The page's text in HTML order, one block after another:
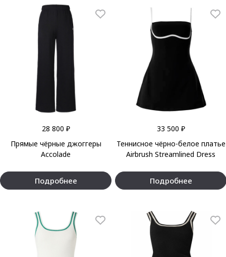
28 800 ₽
Прямые чёрные джоггеры
Accolade
Подробнее
33 500 ₽
Теннисное чёрно-белое платье
Airbrush Streamlined Dress
Подробнее